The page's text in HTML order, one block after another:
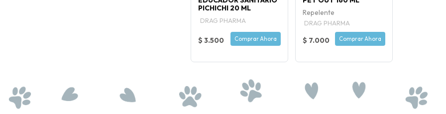
PICHICHI 20 ML
DRAG PHARMA
$ 3.500 Comprar Ahora
Repelente
DRAG PHARMA
$ 7.000 Comprar Ahora